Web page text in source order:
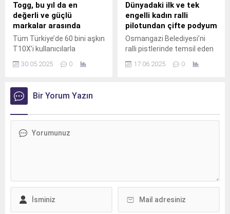
Togg, bu yıl da en
değerli ve güçlü
markalar arasında
Tüm Türkiye’de 60 bini aşkın
T10X’i kullanıcılarla
devler ligindeki yerini
ediyor.
30.05.2025 0
Dünyadaki ilk ve tek
engelli kadın ralli
pilotundan çifte podyum
Osmangazi Belediyesi’ni
ralli pistlerinde temsil eden
pilotu Kübra Denizci Keskin,
17.06.2025 0
Bir Yorum Yazın